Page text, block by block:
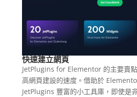
快速建立網頁
JetPlugins for Elementor 的主要賣
高網頁建設的速度。借助於
JetPlugins 豐富的小工具庫，即使是